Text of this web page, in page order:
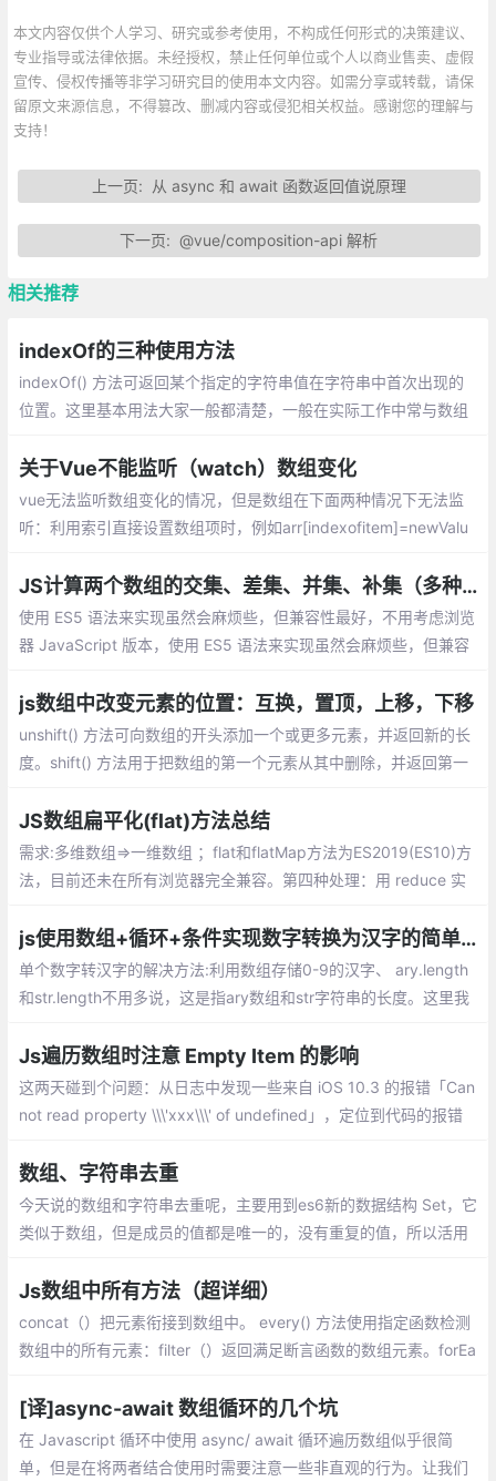
本文内容仅供个人学习、研究或参考使用，不构成任何形式的决策建议、
专业指导或法律依据。未经授权，禁止任何单位或个人以商业售卖、虚假
宣传、侵权传播等非学习研究目的使用本文内容。如需分享或转载，请保
留原文来源信息，不得篡改、删减内容或侵犯相关权益。感谢您的理解与
支持！
上一页: 从 async 和 await 函数返回值说原理
下一页:@vue/composition-api 解析
相关推荐
indexOf的三种使用方法
indexOf() 方法可返回某个指定的字符串值在字符串中首次出现的
位置。这里基本用法大家一般都清楚，一般在实际工作中常与数组
关于Vue不能监听（watch）数组变化
vue无法监听数组变化的情况，但是数组在下面两种情况下无法监
听：利用索引直接设置数组项时，例如arr[indexofitem]=newValu
JS计算两个数组的交集、差集、并集、补集（多种实现方式）
使用 ES5 语法来实现虽然会麻烦些，但兼容性最好，不用考虑浏览
器 JavaScript 版本，使用 ES5 语法来实现虽然会麻烦些，但兼容
方库。
js数组中改变元素的位置：互换，置顶，上移，下移
unshift() 方法可向数组的开头添加一个或更多元素，并返回新的长
度。shift() 方法用于把数组的第一个元素从其中删除，并返回第一
素
JS数组扁平化(flat)方法总结
需求:多维数组=>一维数组 ；flat和flatMap方法为ES2019(ES10)方
法，目前还未在所有浏览器完全兼容。第四种处理：用 reduce 实
js使用数组+循环+条件实现数字转换为汉字的简单方法。
单个数字转汉字的解决方法:利用数组存储0-9的汉字、 ary.length
和str.length不用多说，这是指ary数组和str字符串的长度。这里我
为j的元素,在ary中索引为i的元素。
Js遍历数组时注意 Empty Item 的影响
这两天碰到个问题：从日志中发现一些来自 iOS 10.3 的报错「Can
not read property \\\'xxx\\\' of undefined」，定位到代码的报错
Object，但实际上出现了异常的元素
数组、字符串去重
今天说的数组和字符串去重呢，主要用到es6新的数据结构 Set，它
类似于数组，但是成员的值都是唯一的，没有重复的值，所以活用
Js数组中所有方法（超详细）
concat（）把元素衔接到数组中。 every() 方法使用指定函数检测
数组中的所有元素：filter（）返回满足断言函数的数组元素。forEa
[译]async-await 数组循环的几个坑
在 Javascript 循环中使用 async/ await 循环遍历数组似乎很简
单，但是在将两者结合使用时需要注意一些非直观的行为。让我们